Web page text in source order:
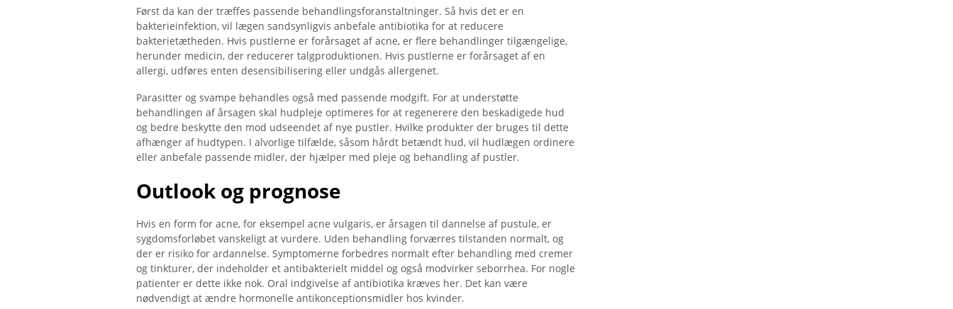
Først da kan der træffes passende behandlingsforanstaltninger. Så hvis det er en
bakterieinfektion, vil lægen sandsynligvis anbefale antibiotika for at reducere
bakterietætheden. Hvis pustlerne er forårsaget af acne, er flere behandlinger tilgængelige,
herunder medicin, der reducerer talgproduktionen. Hvis pustlerne er forårsaget af en
allergi, udføres enten desensibilisering eller undgås allergenet.
Parasitter og svampe behandles også med passende modgift. For at understøtte
behandlingen af ​​årsagen skal hudpleje optimeres for at regenerere den beskadigede hud
og bedre beskytte den mod udseendet af nye pustler. Hvilke produkter der bruges til dette
afhænger af hudtypen. I alvorlige tilfælde, såsom hårdt betændt hud, vil hudlægen ordinere
eller anbefale passende midler, der hjælper med pleje og behandling af pustler.
Outlook og prognose
Hvis en form for acne, for eksempel acne vulgaris, er årsagen til dannelse af pustule, er
sygdomsforløbet vanskeligt at vurdere. Uden behandling forværres tilstanden normalt, og
der er risiko for ardannelse. Symptomerne forbedres normalt efter behandling med cremer
og tinkturer, der indeholder et antibakterielt middel og også modvirker seborrhea. For nogle
patienter er dette ikke nok. Oral indgivelse af antibiotika kræves her. Det kan være
nødvendigt at ændre hormonelle antikonceptionsmidler hos kvinder.